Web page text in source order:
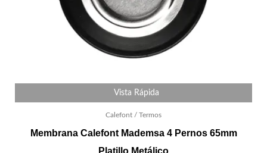
Vista Rápida
Calefont / Termos
Membrana Calefont Mademsa 4 Pernos 65mm
Platillo Metálico